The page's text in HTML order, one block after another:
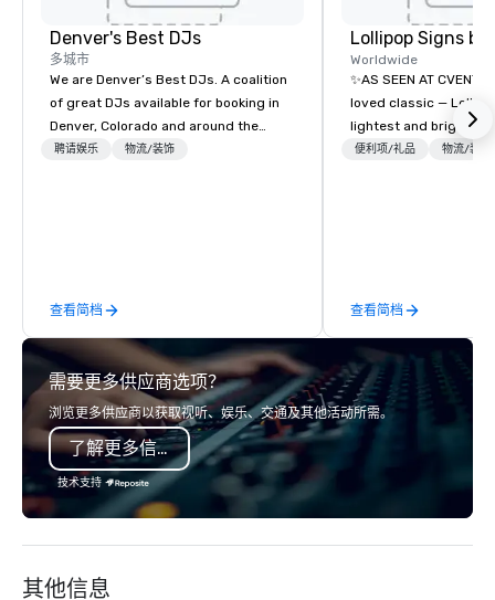
Denver's Best DJs
多城市
We are Denver’s Best DJs. A coalition
of great DJs available for booking in
Denver, Colorado and around the
world. We can rock any type of party
聘请娱乐 物流/装饰
查看简档
Worldwide
✨AS SEEN AT CVENT
loved classic —
lightest and brightest
world • Open Seats in
information, or send
we will create an
presentation
便利项/礼品 物流/装饰
查看简档
需要更多供应商选项？
浏览更多供应商以获取视听、娱乐、交通及其他活动所需。
了解更多信息
技术支持
其他信息